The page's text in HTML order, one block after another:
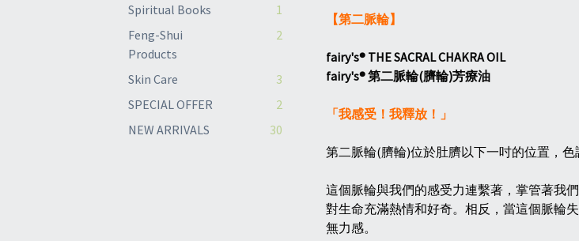
Spiritual Books
1
Feng-Shui
Products
2
Skin Care
3
SPECIAL OFFER
2
NEW ARRIVALS
30
【第二脈輪】
fairy's® THE SACRAL CHAKRA OIL
fairy's® 第二脈輪(臍輪)芳療油
「我感受！我釋放！」
第二脈輪(臍輪)位於肚臍以下一吋的位置，色
這個脈輪與我們的感受力連繫著，掌管著我
對生命充滿熱情和好奇。相反，當這個脈輪
無力感。